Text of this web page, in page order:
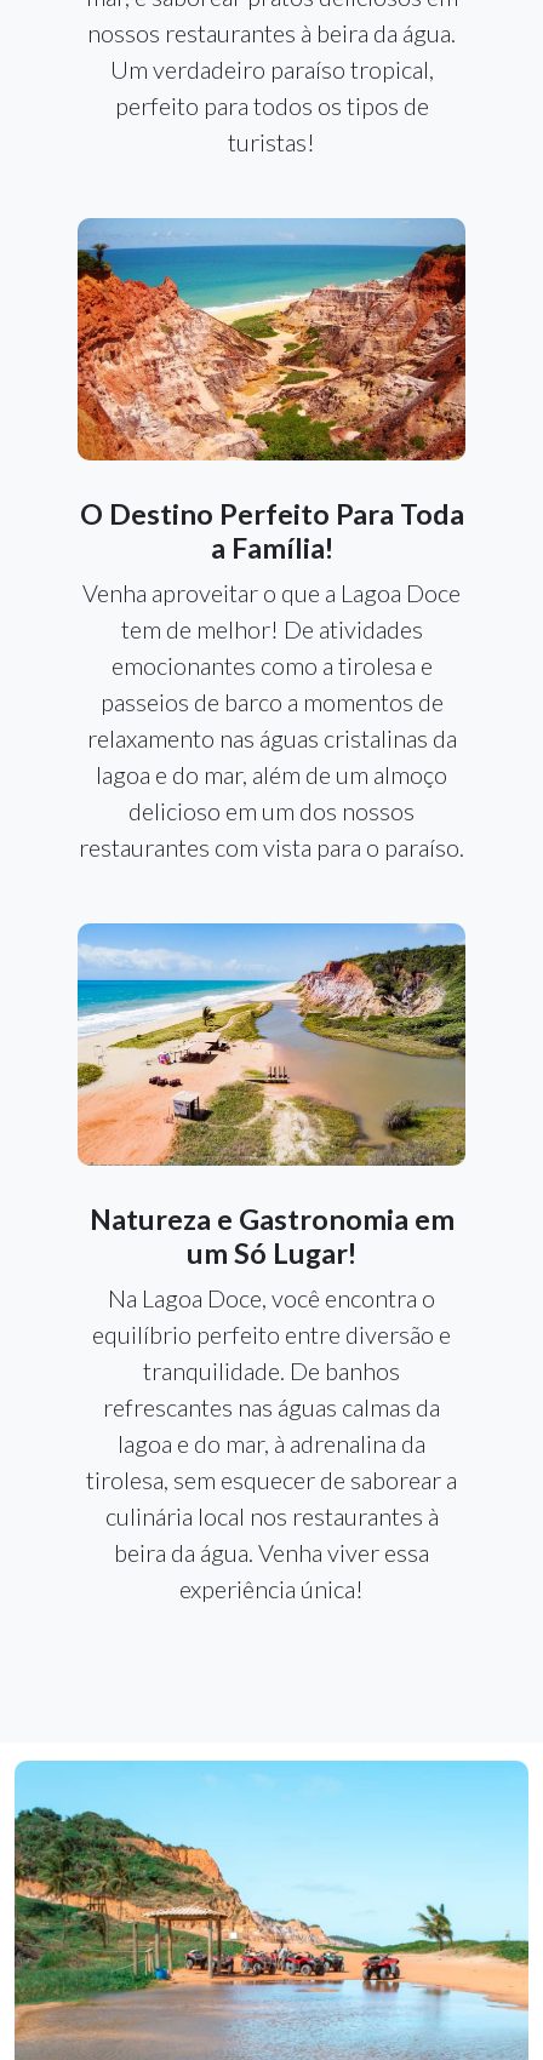
nossos restaurantes à beira da água.
Um verdadeiro paraíso tropical,
perfeito para todos os tipos de
turistas!
O Destino Perfeito Para Toda
a Família!
Venha aproveitar o que a Lagoa Doce
tem de melhor! De atividades
emocionantes como a tirolesa e
passeios de barco a momentos de
relaxamento nas águas cristalinas da
lagoa e do mar, além de um almoço
delicioso em um dos nossos
restaurantes com vista para o paraíso.
Natureza e Gastronomia em
um Só Lugar!
Na Lagoa Doce, você encontra o
equilíbrio perfeito entre diversão e
tranquilidade. De banhos
refrescantes nas águas calmas da
lagoa e do mar, à adrenalina da
tirolesa, sem esquecer de saborear a
culinária local nos restaurantes à
beira da água. Venha viver essa
experiência única!